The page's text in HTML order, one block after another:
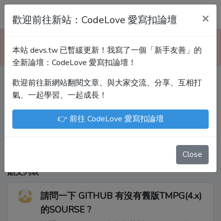
Devs.tw 寫程式討論區
請到新網站「CodeLove 愛寫扣論壇」！
Devs.tw 是讓工程師寫筆記、網誌的平台。歡迎
您隨手紀錄、寫作，方便日後搜尋！
尤川豪
Enoxs
chenjenping
貼文列表
請問一下 GITHUB 有沒有舊版TMPG(4.x)
的SOURSE ?
歡迎前往新站：CodeLove 愛寫扣論壇 ×
本站 devs.tw 已暫緩更新！我寫了一個「新手友善」的
全新論壇：CodeLove 愛寫扣論壇！
歡迎前往新網站翻閱文章、與大家交流、分享、互相打
氣、一起學習、一起成長！
👉 前往 CodeLove 愛寫扣論壇
Close